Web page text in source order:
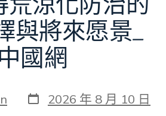
與將來愿景_
國網
發
表
2026 年 8 月 10 日